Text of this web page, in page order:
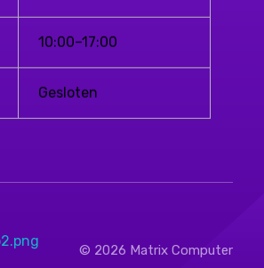
10:00–17:00
Gesloten
© 2026 Matrix Computer